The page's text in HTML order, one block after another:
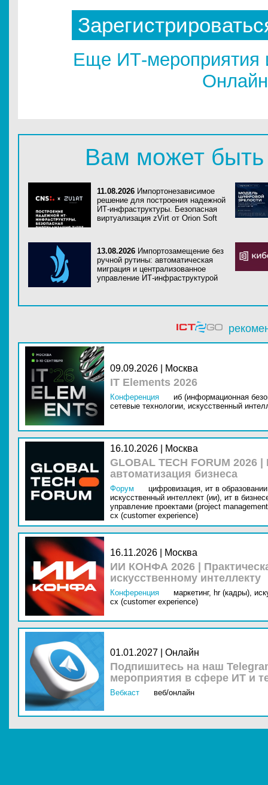
Еще ИТ-мероприятия
Онлайн
Вам может быть
11.08.2026 Импортонезависимое
решение для построения надежной
ИТ-инфраструктуры. Безопасная
виртуализация zVirt от Orion Soft
13.08.2026 Импортозамещение без
ручной рутины: автоматическая
миграция и централизованное
управление ИТ-инфраструктурой
09.09.2026 | Москва
IT Elements 2026
Конференция
иб (информационная
сетевые технологии, искусственный
16.10.2026 | Москва
GLOBAL TECH FORUM
автоматизация бизнеса
Форум цифровизация, ит в
искусственный интеллект (ии), ит в
управление проектами (project
cx (customer experience)
16.11.2026 | Москва
ИИ КОНФА 2026 |
искусственному интеллекту
Конференция маркетинг, hr (кадры),
cx (customer experience)
01.01.2027 | Онлайн
Подпишитесь на наш
мероприятия в сфере ИТ и
Вебкаст веб/онлайн